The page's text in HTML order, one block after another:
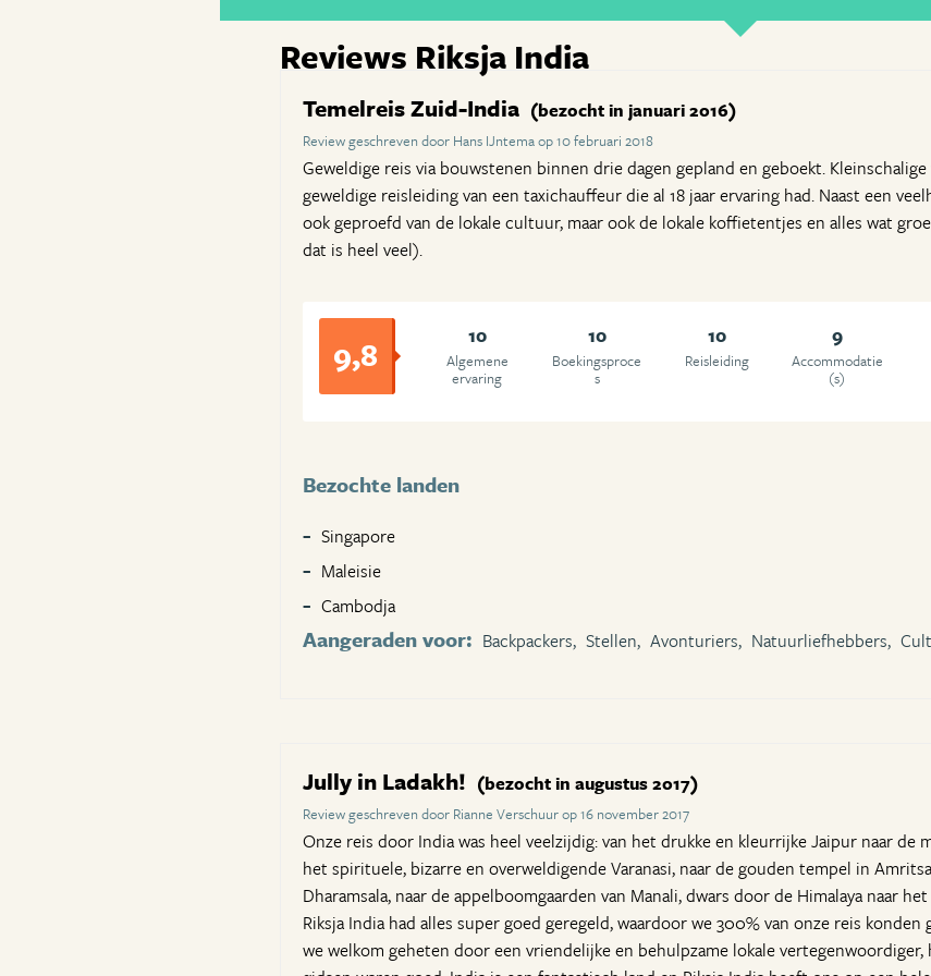
Reviews Riksja India
Temelreis Zuid-India (bezocht in januari 2016)
Review geschreven door Hans IJntema op 10 februari 2018
Geweldige reis via bouwstenen binnen drie dagen gepland en geboekt.
geweldige reisleiding van een taxichauffeur die al 18 jaar ervaring had. Naast een
ook geproefd van de lokale cultuur, maar ook de lokale koffietentjes en alles wat
dat is heel veel).
9,8 10
Algemene
ervaring
10
Boekingsproce
s
10
Reisleiding
9
Accommodatie
(s)
Bezochte landen
Singapore
Maleisie
Cambodja
Aangeraden voor: Backpackers, Stellen, Avonturiers, Natuurliefhebbers,
Jully in Ladakh! (bezocht in augustus 2017)
Review geschreven door Rianne Verschuur op 16 november 2017
Onze reis door India was heel veelzijdig: van het drukke en kleurrijke Jaipur naar de
het spirituele, bizarre en overweldigende Varanasi, naar de gouden tempel in
Dharamsala, naar de appelboomgaarden van Manali, dwars door de Himalaya naar
Riksja India had alles super goed geregeld, waardoor we 300% van onze reis
we welkom geheten door een vriendelijke en behulpzame lokale